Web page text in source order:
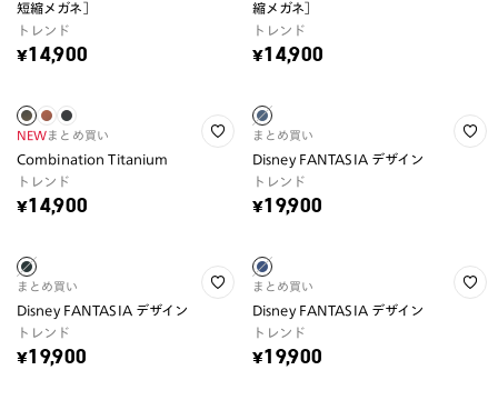
短縮メガネ］
トレンド
¥14,900
縮メガネ］
トレンド
¥14,900
NEWまとめ買い
Combination Titanium
トレンド
¥14,900
まとめ買い
Disney FANTASIA デザイン
トレンド
¥19,900
まとめ買い
Disney FANTASIA デザイン
トレンド
¥19,900
まとめ買い
Disney FANTASIA デザイン
トレンド
¥19,900